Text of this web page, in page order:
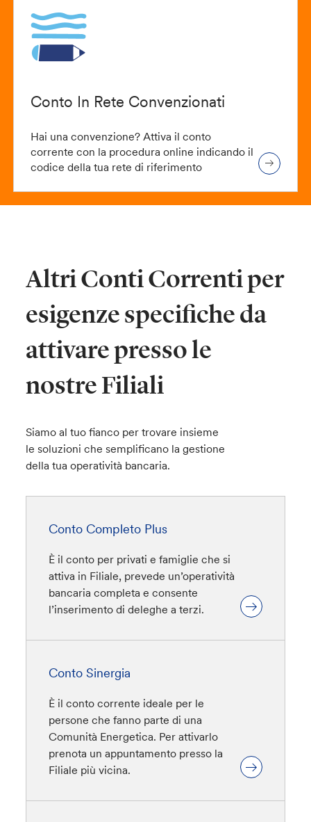
Conto In Rete Convenzionati
Hai una convenzione? Attiva il conto
corrente con la procedura online indicando il
codice della tua rete di riferimento
Altri Conti Correnti per
esigenze specifiche da
attivare presso le
nostre Filiali
Siamo al tuo fianco per trovare insieme
le soluzioni che semplificano la gestione
della tua operatività bancaria.
Conto Completo Plus
È il conto per privati e famiglie che si
attiva in Filiale, prevede un’operatività
bancaria completa e consente
l’inserimento di deleghe a terzi.
Conto Sinergia
È il conto corrente ideale per le
persone che fanno parte di una
Comunità Energetica. Per attivarlo
prenota un appuntamento presso la
Filiale più vicina.